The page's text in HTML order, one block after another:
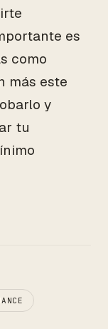
es
como
más este
y
tu